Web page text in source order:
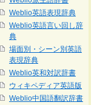
Weblio英語表現辞典
Weblio英語言い回し辞
典
場面別・シーン別英語
表現辞典
Weblio英和対訳辞書
ウィキペディア英語版
Weblio中国語翻訳辞書